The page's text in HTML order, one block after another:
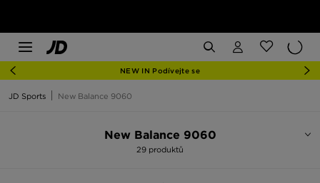
NEW IN Podívejte se
JD Sports New Balance 9060
New Balance 9060
29 produktů